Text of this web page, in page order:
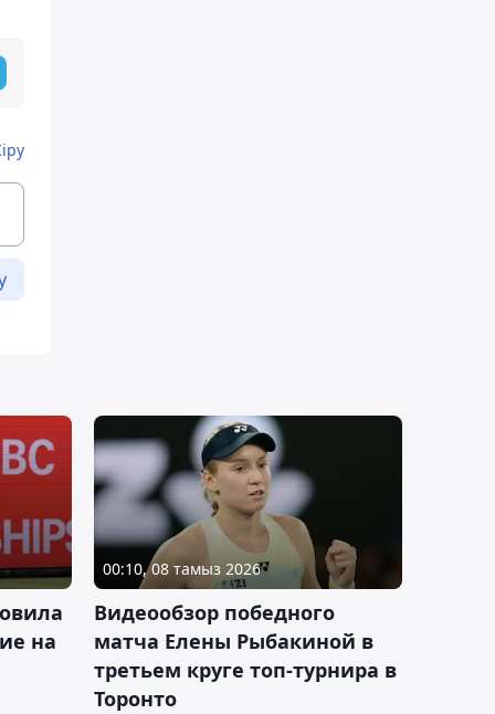
на
00:10, 08 тамыз 2026
Видеообзор победного
матча Елены Рыбакиной в
третьем круге топ-турнира в
Торонто